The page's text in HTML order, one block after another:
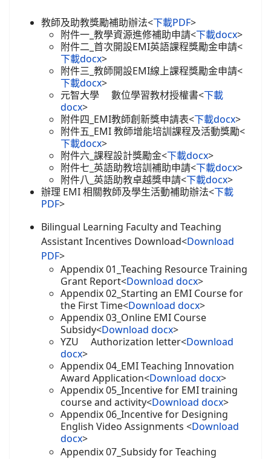
教師及助教獎勵補助辦法<下載PDF>
附件一_教學資源進修補助申請<下載docx>
附件二_首次開設EMI英語課程獎勵金申請<
下載docx>
附件三_教師開設EMI線上課程獎勵金申請<
下載docx>
元智大學 數位學習教材授權書<下載
docx>
附件四_EMI教師創新獎申請表<下載docx>
附件五_EMI 教師增能培訓課程及活動獎勵<
下載docx>
附件六_課程設計獎勵金<下載docx>
附件七_英語助教培訓補助申請<下載docx>
附件八_英語助教卓越獎申請<下載docx>
辦理 EMI 相關教師及學生活動補助辦法<下載
PDF>
Bilingual Learning Faculty and Teaching
Assistant Incentives Download<Download
PDF>
Appendix 01_Teaching Resource Training
Grant Report<Download docx>
Appendix 02_Starting an EMI Course for
the First Time<Download docx>
Appendix 03_Online EMI Course
Subsidy<Download docx>
YZU Authorization letter<Download
docx>
Appendix 04_EMI Teaching Innovation
Award Application<Download docx>
Appendix 05_Incentive for EMI training
course and activity<Download docx>
Appendix 06_Incentive for Designing
English Video Assignments <Download
docx>
Appendix 07_Subsidy for Teaching